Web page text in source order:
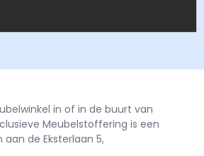
in of in de buurt van
Meubelstoffering is een
de Eksterlaan 5,